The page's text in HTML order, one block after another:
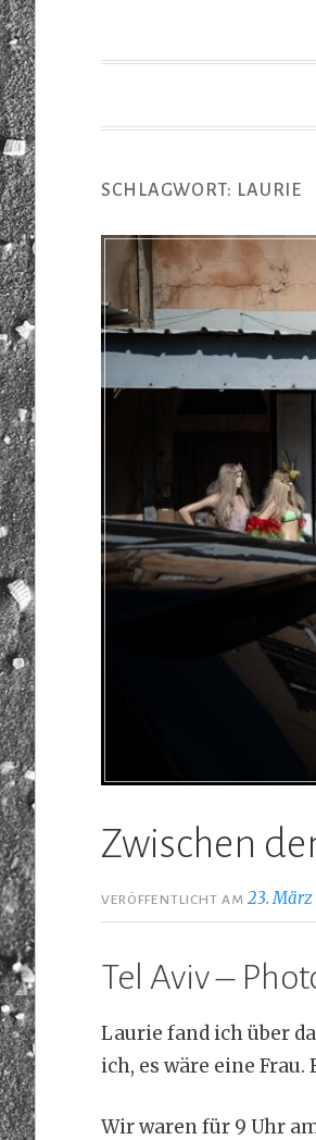
SCHLAGWORT: LAURIE
Zwischen
VERÖFFENTLICHT AM23. März
Tel Aviv –
Laurie fand ich über
ich, es wäre eine
Wir waren für 9 Uhr